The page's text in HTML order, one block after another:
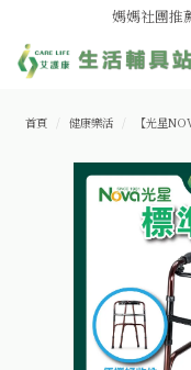
舊換新方
首頁 健康樂活 【光星